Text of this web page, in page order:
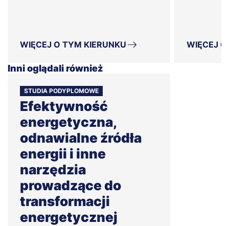
WIĘCEJ O TYM KIERUNKU WIĘCEJ
Inni oglądali również
STUDIA PODYPLOMOWE
Efektywność
energetyczna,
odnawialne źródła
energii i inne
narzędzia
prowadzące do
transformacji
energetycznej